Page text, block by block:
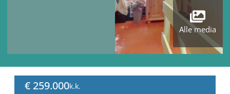
Alle media
€ 259.000k.k.